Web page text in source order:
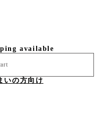
available
いの方向け